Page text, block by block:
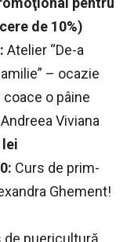
de 10%)
Atelier “De-a
– ocazie
o pâine
Viviana
lei
Curs de prim-
Ghement!
de puericultură